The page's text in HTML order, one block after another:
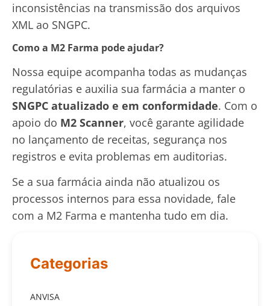
inconsistências na transmissão dos arquivos
XML ao SNGPC.
Como a M2 Farma pode ajudar?
Nossa equipe acompanha todas as mudanças
regulatórias e auxilia sua farmácia a manter o
SNGPC atualizado e em conformidade. Com o
apoio do M2 Scanner, você garante agilidade
no lançamento de receitas, segurança nos
registros e evita problemas em auditorias.
Se a sua farmácia ainda não atualizou os
processos internos para essa novidade, fale
com a M2 Farma e mantenha tudo em dia.
Categorias
ANVISA